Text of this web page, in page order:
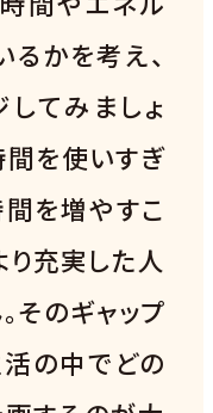
かを考え、
てみましょ
間を使いすぎ
を増やすこ
り充実した人
そのギャップ
の中でどの